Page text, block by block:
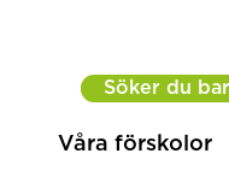
Söker du
Våra förskolor